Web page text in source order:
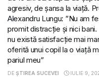
agresiv, de șansa la viață.
Alexandru Lungu: ”Nu am
promit distracție și nici
nu există satisfacție mai
oferită unui copil la o viață
pariul meu”
DE ȘTIREA SUCEVEI IULIE 9,